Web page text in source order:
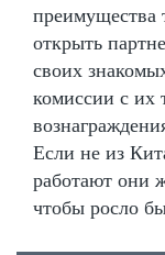
преимущества
открыть
своих
комиссии с их
Если не из
работают они
чтобы росло